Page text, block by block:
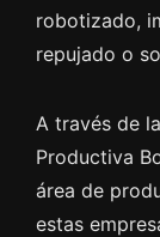
robotizado,
repujado o
A través de
Productiva
área de
estas